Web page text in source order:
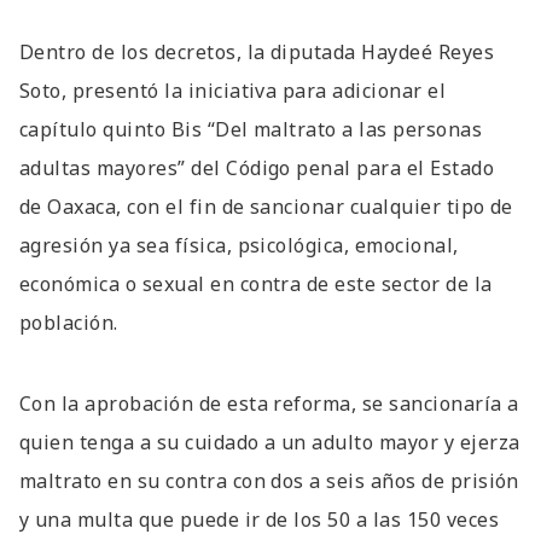
Dentro de los decretos, la diputada Haydeé Reyes
Soto, presentó la iniciativa para adicionar el
capítulo quinto Bis “Del maltrato a las personas
adultas mayores” del Código penal para el Estado
de Oaxaca, con el fin de sancionar cualquier tipo de
agresión ya sea física, psicológica, emocional,
económica o sexual en contra de este sector de la
población.
Con la aprobación de esta reforma, se sancionaría a
quien tenga a su cuidado a un adulto mayor y ejerza
maltrato en su contra con dos a seis años de prisión
y una multa que puede ir de los 50 a las 150 veces